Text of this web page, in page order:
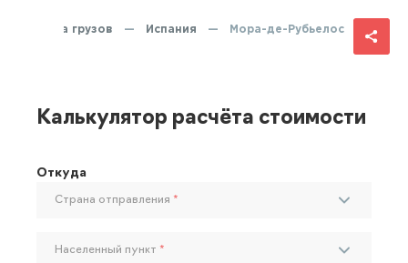
доставка грузов — Испания — Мора-де-Рубьелос
Калькулятор расчёта стоимости
Откуда
Страна отправления *
Населенный пункт *